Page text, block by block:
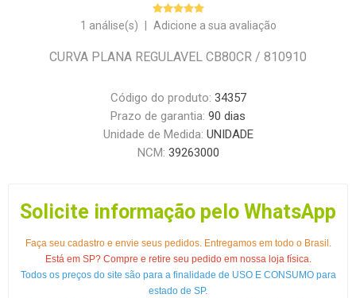
1 análise(s) Adicione a sua avaliação
CURVA PLANA REGULAVEL CB80CR / 810910
Código do produto: 34357
Prazo de garantia: 90 dias
Unidade de Medida: UNIDADE
NCM: 39263000
Solicite informação pelo WhatsApp
Faça seu cadastro e envie seus pedidos. Entregamos em todo o Brasil.
Está em SP? Compre e retire seu pedido em nossa loja física.
Todos os preços do site são para a finalidade de USO E CONSUMO para
estado de SP.